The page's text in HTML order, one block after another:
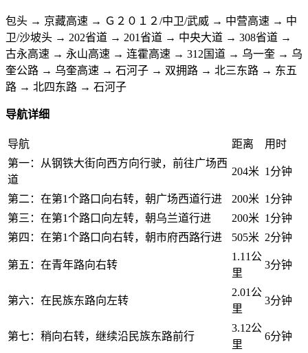
包头 → 京藏高速 → Ｇ２０１２/中卫/武威 → 中营高速 → 中
卫/沙坡头 → 202省道 → 201省道 → 中央大道 → 308省道 →
古永高速 → 永山高速 → 连霍高速 → 312国道 → 乌一奎 → 乌
奎公路 → 乌奎高速 → 石河子 → 双拥路 → 北三东路 → 东五
路 → 北四东路 → 石河子
导航详细
导航 距离
用时
第一：从钢铁大街向西方向行驶，前往广场西
道
204米 1分钟
第二：在第1个路口向右转，朝广场西道行进 200米 1分钟
第三：在第1个路口向左转，朝乌兰道行进
200米 1分钟
第四：在第1个路口向右转，朝市府西路行进
505米 2分钟
第五：在青年路向右转
1.11公
里
3分钟
第六：在民族东路向左转
2.01公
里
3分钟
第七：稍向右转，继续沿民族东路前行
3.12公
里
6分钟